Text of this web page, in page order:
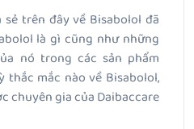
trên đây về Bisabolol đã
là gì cũng như những
nó trong các sản phẩm
thắc mắc nào về Bisabolol,
chuyên gia của Daibaccare